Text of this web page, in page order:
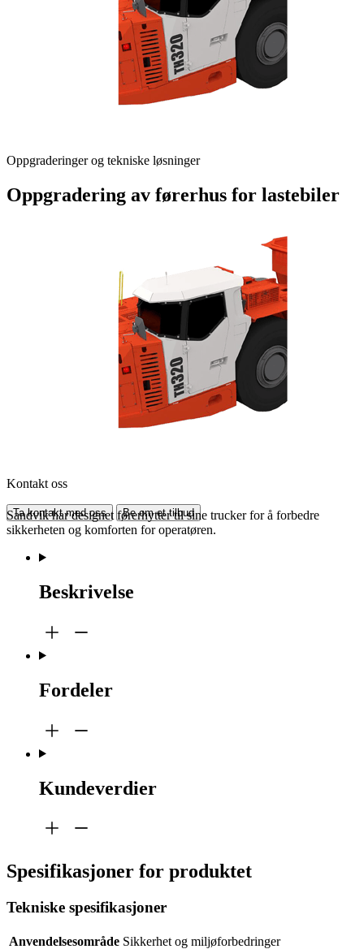
Oppgraderinger og tekniske løsninger
Oppgradering av førerhus for lastebiler
Kontakt oss
Ta kontakt med oss Be om et tilbud
Sandvik har designet førerhytter til sine trucker for å forbedre
sikkerheten og komforten for operatøren.
Beskrivelse
Fordeler
Kundeverdier
Spesifikasjoner for produktet
Tekniske spesifikasjoner
Anvendelsesområde Sikkerhet og miljøforbedringer